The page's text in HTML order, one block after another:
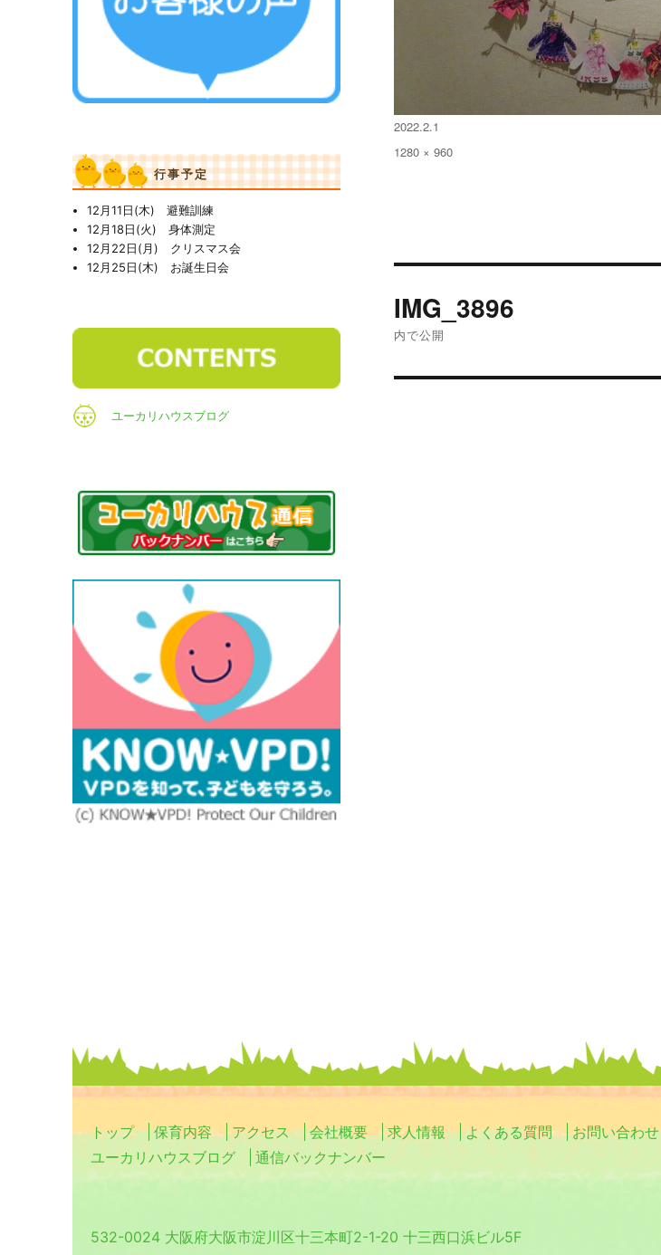
投
稿
2022.2.1
フ
1280 × 960
稿
IMG_3896
内で公開
行事予定
12月11日(木) 避難訓練
12月18日(火) 身体測定
12月22日(月) クリスマス会
12月25日(木) お誕生日会
ユーカリハウスブログ
トップ 保育内容 アクセス 会社概要 求人情報 よくある質問
お問い合わせ
ユーカリハウスブログ
通信バックナンバー
532-0024 大阪府大阪市淀川区十三本町2-1-20 十三西口浜ビル5F